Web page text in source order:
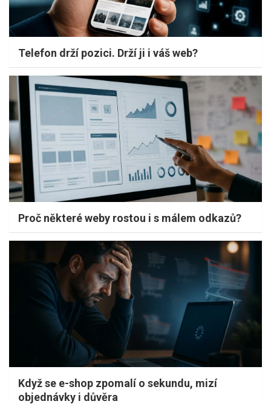
Telefon drží pozici. Drží ji i váš web?
Proč některé weby rostou i s málem odkazů?
Když se e-shop zpomalí o sekundu, mizí
objednávky i důvěra